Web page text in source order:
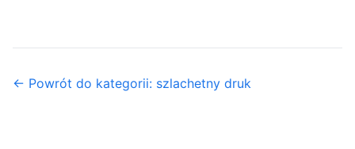
← Powrót do kategorii: szlachetny druk